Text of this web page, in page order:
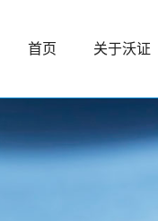
首页 关于沃证